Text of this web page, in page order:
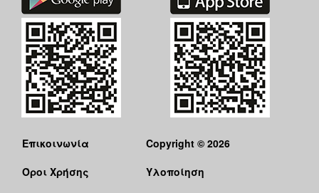
Επικοινωνία
Όροι Χρήσης
Copyright © 2026
Υλοποίηση